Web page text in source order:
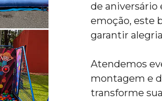
de aniversário
emoção, este
garantir
Atendemos
montagem e
transforme